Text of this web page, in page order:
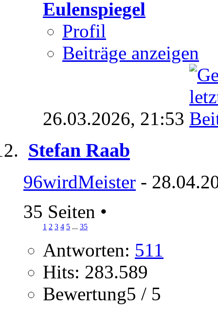
Eulenspiegel
Profil
Beiträge anzeigen
26.03.2026, 21:53
Stefan Raab
96wirdMeister -
35 Seiten •
1 2 3 4 5 ... 35
Antworten: 511
Hits: 283.589
Bewertung5 / 5